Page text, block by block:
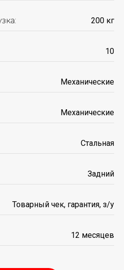
200 кг
10
Механические
Механические
Стальная
Задний
Товарный чек, гарантия, з/у
12 месяцев
ВАС